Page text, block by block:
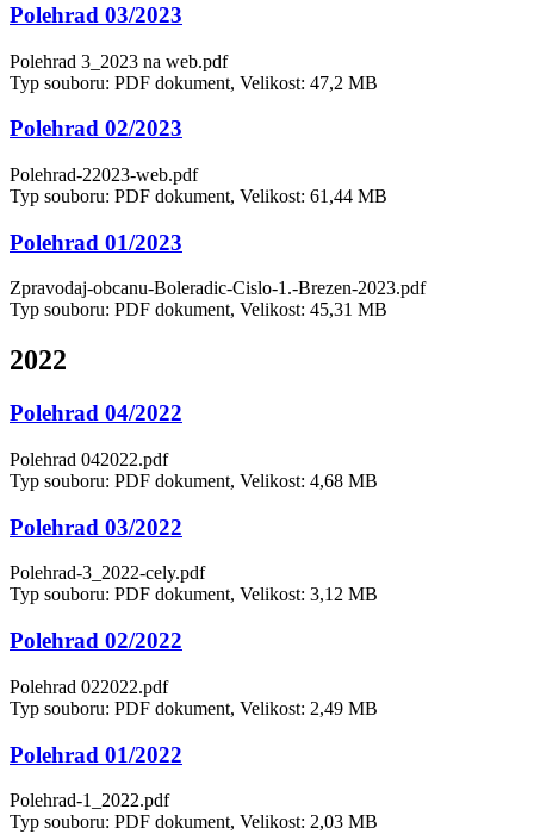
Polehrad 03/2023
Polehrad 3_2023 na web.pdf
Typ souboru: PDF dokument, Velikost: 47,2 MB
Polehrad 02/2023
Polehrad-22023-web.pdf
Typ souboru: PDF dokument, Velikost: 61,44 MB
Polehrad 01/2023
Zpravodaj-obcanu-Boleradic-Cislo-1.-Brezen-2023.pdf
Typ souboru: PDF dokument, Velikost: 45,31 MB
2022
Polehrad 04/2022
Polehrad 042022.pdf
Typ souboru: PDF dokument, Velikost: 4,68 MB
Polehrad 03/2022
Polehrad-3_2022-cely.pdf
Typ souboru: PDF dokument, Velikost: 3,12 MB
Polehrad 02/2022
Polehrad 022022.pdf
Typ souboru: PDF dokument, Velikost: 2,49 MB
Polehrad 01/2022
Polehrad-1_2022.pdf
Typ souboru: PDF dokument, Velikost: 2,03 MB